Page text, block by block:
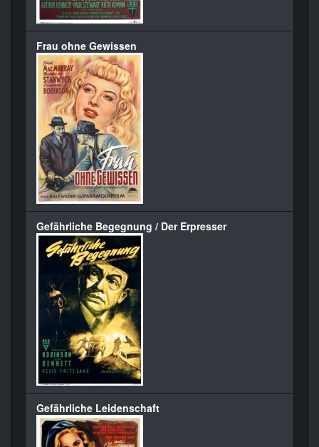
Frau ohne Gewissen
Gefährliche Begegnung / Der Erpresser
Gefährliche Leidenschaft